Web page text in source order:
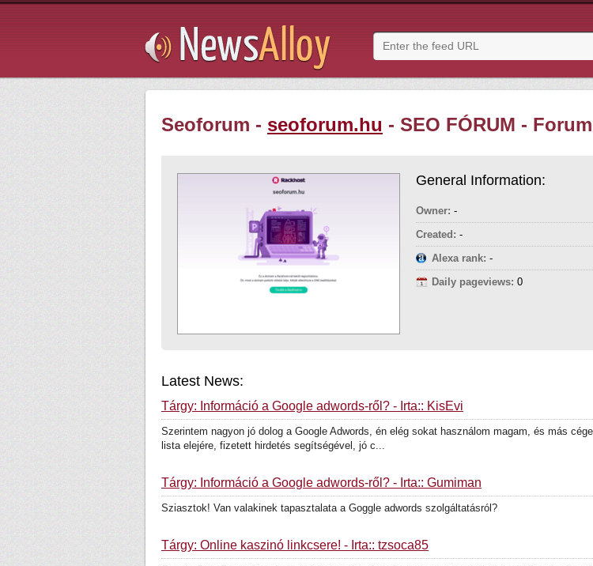
Seoforum - seoforum.hu - SEO FÓRUM - Forum
General Information:
Owner: -
Created: -
Alexa rank: -
Daily pageviews: 0
Latest News:
Tárgy: Információ a Google adwords-ről? - Írta:: KisÉvi
Szerintem nagyon jó dolog a Google Adwords, én elég sokat használom magam, és más
lista elejére, fizetett hirdetés segítségével, jó c...
Tárgy: Információ a Google adwords-ről? - Írta:: Gumiman
Sziasztok! Van valakinek tapasztalata a Goggle adwords szolgáltatásról?
Tárgy: Online kaszinó linkcsere! - Írta:: tzsoca85